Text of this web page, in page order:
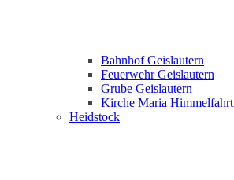
Bahnhof Geislautern
Feuerwehr Geislautern
Grube Geislautern
Kirche Maria Himmelfahrt
Heidstock